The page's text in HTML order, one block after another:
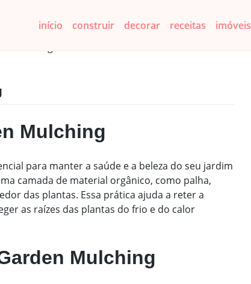
início construir decorar receitas imóveis
Mulching
para manter a saúde e a beleza do seu jardim
camada de material orgânico, como palha,
das plantas. Essa prática ajuda a reter a
as raízes das plantas do frio e do calor
Mulching